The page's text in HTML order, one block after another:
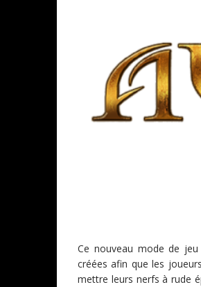
Ce nouveau mode de
créées afin que les
mettre leurs nerfs à rude